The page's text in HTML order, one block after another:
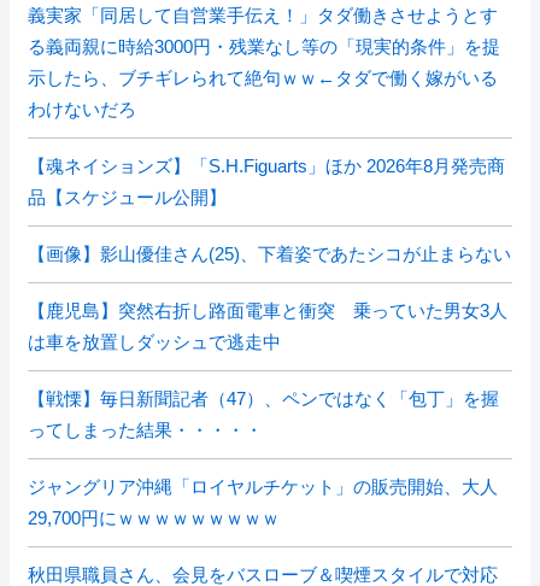
義実家「同居して自営業手伝え！」タダ働きさせようとす
る義両親に時給3000円・残業なし等の「現実的条件」を提
示したら、ブチギレられて絶句ｗｗ←タダで働く嫁がいる
わけないだろ
【魂ネイションズ】「S.H.Figuarts」ほか 2026年8月発売商
品【スケジュール公開】
【画像】影山優佳さん(25)、下着姿であたシコが止まらない
【鹿児島】突然右折し路面電車と衝突 乗っていた男女3人
は車を放置しダッシュで逃走中
【戦慄】毎日新聞記者（47）、ペンではなく「包丁」を握
ってしまった結果・・・・・
ジャングリア沖縄「ロイヤルチケット」の販売開始、大人
29,700円にｗｗｗｗｗｗｗｗｗ
秋田県職員さん、会見をバスローブ＆喫煙スタイルで対応